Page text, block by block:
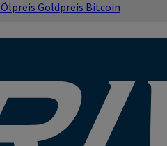
Ölpreis Goldpreis Bitcoin